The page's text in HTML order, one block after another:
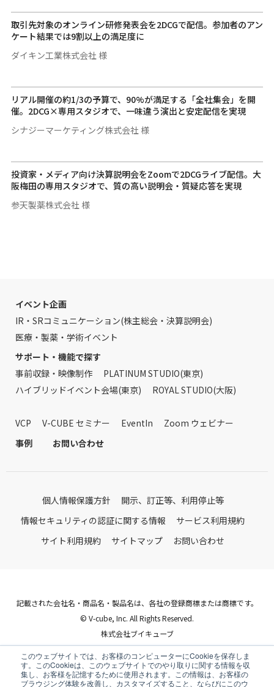
このウェブサイトでは、お客様のコンピューターにCookieを保存しま
す。このCookieは、このウェブサイトでのやり取りに関する情報を収
集し、お客様を記憶するために使用されます。この情報は、お客様の
ブラウジング体験を改善し、カスタマイズすること、ならびにこのウ
取引先対象のオンライン研修発表会を2DCGで配信。参加者のアン
ケート結果では9割以上の満足度に
ダイキン工業株式会社 様
リアル開催の約1/3の予算で、90%が満足する「全社集会」を開
催。2DCG×専用スタジオで、一味違う演出と安定配信を実現
シナジーマーケティング株式会社 様
投資家・メディア向け決算説明会をZoomで2DCGライブ配信。大
阪梅田の専用スタジオで、質の高い説明会・質疑応答を実現
参天製薬株式会社 様
イベント企画
IR・SRコミュニケーション(株主総会・決算説明会)
医療・製薬・学術イベント
サポート・機能で探す
事前収録・映像制作
PLATINUM STUDIO(東京)
ハイブリッドイベント会場(東京)
ROYAL STUDIO(大阪)
VCP V-CUBE セミナー EventIn
Zoom ウェビナー
事例
お問い合わせ
個人情報保護方針
開示、訂正等、利用停止等
情報セキュリティの認証に関する情報
サービス利用規約
サイト利用規約
サイトマップ お問い合わせ
記載された会社名・商品名・製品名は、各社の登録商標または商標です。
© V-cube, Inc. All Rights Reserved.
株式会社ブイキューブ
Follow Us